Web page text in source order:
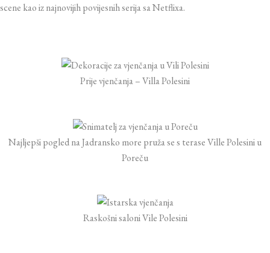
scene kao iz najnovijih povijesnih serija sa Netflixa.
Prije vjenčanja – Villa Polesini
Najljepši pogled na Jadransko more pruža se s terase Ville Polesini u
Poreču
Raskošni saloni Vile Polesini